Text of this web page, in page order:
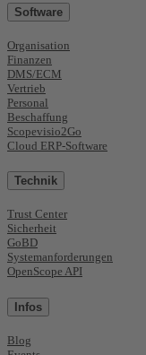
Software
Organisation
Finanzen
DMS/ECM
Vertrieb
Personal
Beschaffung
Scopevisio2Go
Cloud ERP-Software
Technik
Trust Center
Sicherheit
GoBD
Systemanforderungen
OpenScope API
Infos
Blog